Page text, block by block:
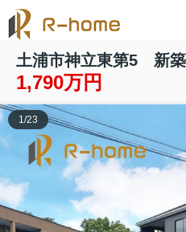
土浦市神立東第5 新
1,790万円
1/23